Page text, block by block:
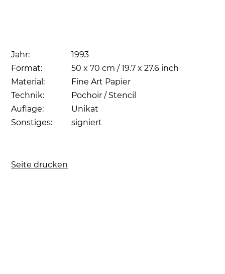
Jahr:
1993
Format:
50 x 70 cm / 19.7 x 27.6 inch
Material:
Fine Art Papier
Technik:
Pochoir / Stencil
Auflage:
Unikat
Sonstiges:
signiert
Seite drucken